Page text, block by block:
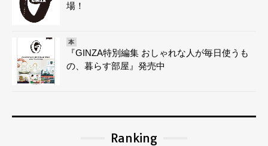
場！
本
『GINZA特別編集 おしゃれな人が毎日使うも
の、暮らす部屋』発売中
Ranking